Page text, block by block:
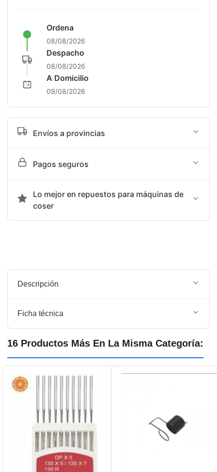
Ordena
08/08/2026
Despacho
08/08/2026
A Domicilio
09/08/2026
Envíos a provincias
terrestre: SHALOM
Pagos seguros
Lo mejor en repuestos para máquinas de
coser
Descripción
Ficha técnica
PRESENTACÍÓN:: ALUMINIO
16 Productos Más En La Misma Categoría: